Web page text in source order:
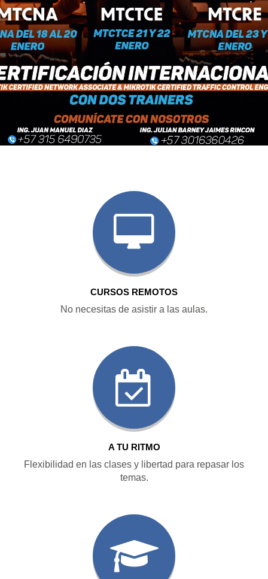
CURSOS REMOTOS
No necesitas de asistir a las aulas.
A TU RITMO
Flexibilidad en las clases y libertad para repasar los
temas.